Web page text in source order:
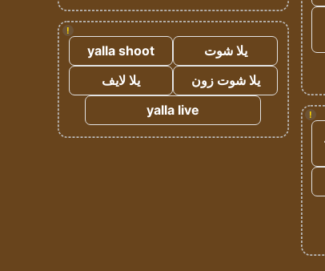
!
!
يلا شوت
yalla shoot
يلا شوت زون
يلا لايف
yalla live